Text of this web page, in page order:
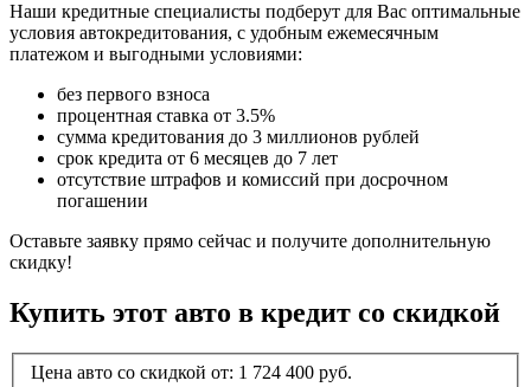
Наши кредитные специалисты подберут для Вас оптимальные
условия автокредитования, с удобным ежемесячным
платежом и выгодными условиями:
без первого взноса
процентная ставка от 3.5%
сумма кредитования до 3 миллионов рублей
срок кредита от 6 месяцев до 7 лет
отсутствие штрафов и комиссий при досрочном
погашении
Оставьте заявку прямо сейчас и получите дополнительную
скидку!
Купить этот авто в кредит со скидкой
Цена авто со скидкой от: 1 724 400 руб.